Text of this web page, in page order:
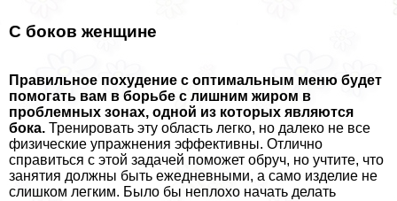
С боков женщине
Правильное похудение с оптимальным меню будет
помогать вам в борьбе с лишним жиром в
проблемных зонах, одной из которых являются
бока. Тренировать эту область легко, но далеко не все
физические упражнения эффективны. Отлично
справиться с этой задачей поможет обруч, но учтите, что
занятия должны быть ежедневными, а само изделие не
слишком легким. Было бы неплохо начать делать